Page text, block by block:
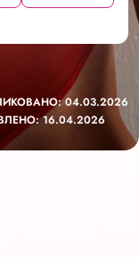
04.03.2026
16.04.2026